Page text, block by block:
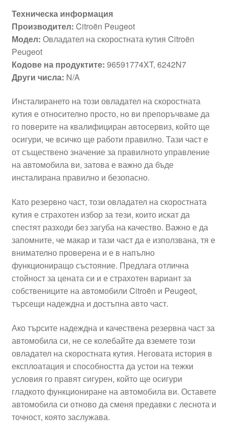
Техническа информация
Производител: Citroën Peugeot
Модел: Овладател на скоростната кутия Citroën
Peugeot
Кодове на продуктите: 96591774XT, 6242N7
Други числа: N/A
Инсталирането на този овладател на скоростната
кутия е относително просто, но ви препоръчваме да
го поверите на квалифициран автосервиз, който ще
осигури, че всичко ще работи правилно. Тази част е
от съществено значение за правилното управление
на автомобила ви, затова е важно да бъде
инсталирана правилно и безопасно.
Като резервно част, този овладател на скоростната
кутия е страхотен избор за тези, които искат да
спестят разходи без загуба на качество. Важно е да
запомните, че макар и тази част да е използвана, тя е
внимателно проверена и е в напълно
функциониращо състояние. Предлага отлична
стойност за цената си и е страхотен вариант за
собствениците на автомобили Citroën и Peugeot,
търсещи надеждна и достъпна авто част.
Ако търсите надеждна и качествена резервна част за
автомобила си, не се колебайте да вземете този
овладател на скоростната кутия. Неговата история в
експлоатация и способността да устои на тежки
условия го правят сигурен, който ще осигури
гладкото функциониране на автомобила ви. Оставете
автомобила си отново да сменя предавки с леснота и
точност, която заслужава.